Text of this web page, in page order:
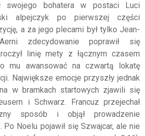
swojego bohatera w postaci Luci
alpejczyk po pierwszej części
a za jego plecami był tylko Jean-
zdecydowanie poprawił się
linię mety z łącznym czasem
mu awansować na czwartą lokatę
Największe emocje przyszły jednak
w bramkach startowych zjawili się
i Schwarz. Francuz przejechał
sposób i objął prowadzenie
Po Noelu pojawił się Szwajcar, ale nie